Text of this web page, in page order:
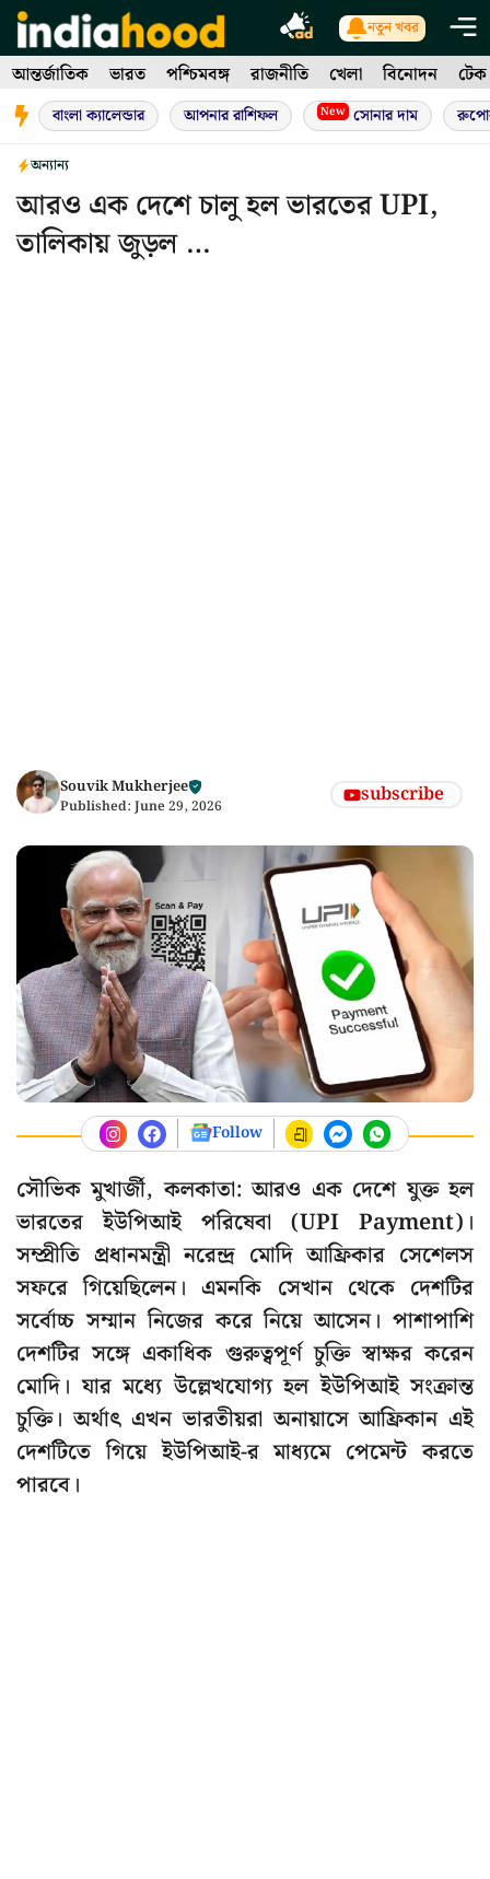
Skip
to
content
নতুন খবর
আন্তর্জাতিক ভারত পশ্চিমবঙ্গ রাজনীতি খেলা বিনোদন টেক
বাংলা ক্যালেন্ডার আপনার রাশিফল New সোনার দাম
অন্যান্য
আরও এক দেশে চালু হল ভারতের UPI,
তালিকায় জুড়ল …
Souvik Mukherjee
Published: June 29, 2026 subscribe
Follow
সৌভিক মুখার্জী, কলকাতা: আরও এক দেশে যুক্ত হল
ভারতের ইউপিআই পরিষেবা (UPI Payment)।
সম্প্রীতি প্রধানমন্ত্রী নরেন্দ্র মোদি আফ্রিকার সেশেলস
সফরে গিয়েছিলেন। এমনকি সেখান থেকে দেশটির
সর্বোচ্চ সম্মান নিজের করে নিয়ে আসেন। পাশাপাশি
দেশটির সঙ্গে একাধিক গুরুত্বপূর্ণ চুক্তি স্বাক্ষর করেন
মোদি। যার মধ্যে উল্লেখযোগ্য হল ইউপিআই সংক্রান্ত
চুক্তি। অর্থাৎ এখন ভারতীয়রা অনায়াসে আফ্রিকান এই
দেশটিতে গিয়ে ইউপিআই-র মাধ্যমে পেমেন্ট করতে
পারবে।